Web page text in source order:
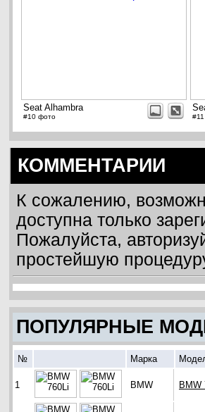
Seat Alhambra
#10 фото
КОММЕНТАРИИ
К сожалению,
доступна только
Пожалуйста,
простейшую
ПОПУЛЯРНЫЕ
№ Марка
1 BMW BMW